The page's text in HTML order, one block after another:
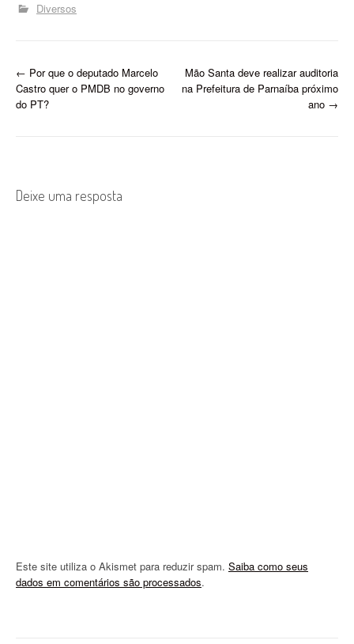
Diversos
P
o
n
← Por que o deputado Marcelo
Castro quer o PMDB no governo
do PT?
Mão Santa deve realizar auditoria
na Prefeitura de Parnaíba próximo
ano →
Deixe uma resposta
Este site utiliza o Akismet para reduzir spam. Saiba como seus
dados em comentários são processados.